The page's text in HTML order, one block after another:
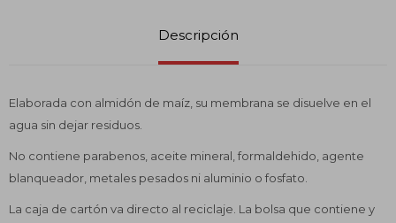
Descripción
Elaborada con almidón de maíz, su membrana se disuelve en el
agua sin dejar residuos.
No contiene parabenos, aceite mineral, formaldehido, agente
blanqueador, metales pesados ni aluminio o fosfato.
La caja de cartón va directo al reciclaje. La bolsa que contiene y